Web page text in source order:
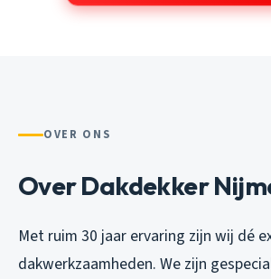
OVER ONS
Over Dakdekker
Met ruim 30 jaar ervaring zijn wij dé
dakwerkzaamheden. We zijn